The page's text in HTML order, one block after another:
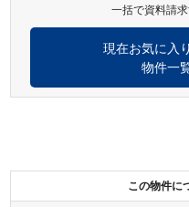
一括で資料請求
現在お気に入
物件一
この物件に